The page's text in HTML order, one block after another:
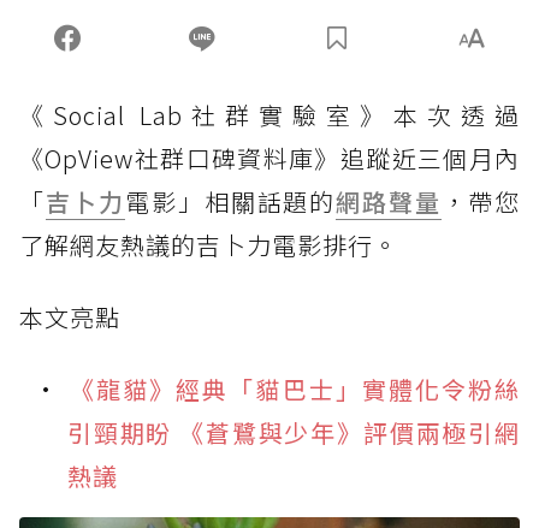
《Social Lab社群實驗室》本次透過
《OpView社群口碑資料庫》追蹤近三個月內
「吉卜力 電影」相關話題的網路聲量 ，帶您
了解網友熱議的吉卜力電影排行。
本文亮點
《龍貓》經典「貓巴士」實體化令粉絲
引頸期盼 《蒼鷺與少年》評價兩極引網
熱議